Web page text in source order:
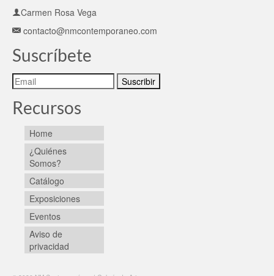
Carmen Rosa Vega
contacto@nmcontemporaneo.com
Suscríbete
Recursos
Home
¿Quiénes
Somos?
Catálogo
Exposiciones
Eventos
Aviso de
privacidad